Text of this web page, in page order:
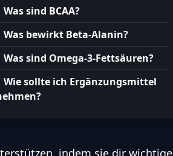
Was sind BCAA?
Was bewirkt Beta-Alanin?
Was sind Omega-3-Fettsäuren?
Wie sollte ich Ergänzungsmittel
indem sie dir wichtige